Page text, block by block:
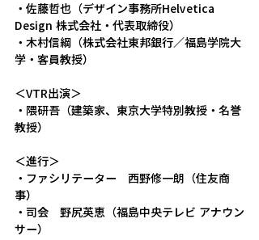
・佐藤哲也（デザイン事務所Helvetica
Design 株式会社・代表取締役）
・木村信綱（株式会社東邦銀行／福島学院大
学・客員教授）
＜VTR出演＞
・隈研吾（建築家、東京大学特別教授・名誉
教授）
＜進行＞
・ファシリテーター　西野修一朗（住友商
事）
・司会　野尻英恵（福島中央テレビ アナウン
サー）